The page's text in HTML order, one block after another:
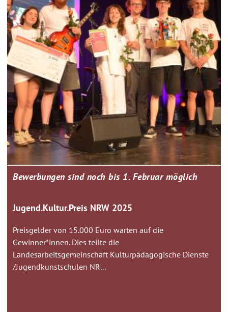
Bewerbungen sind noch bis 1. Februar möglich
Jugend.Kultur.Preis NRW 2025
Preisgelder von 15.000 Euro warten auf die
Gewinner*innen. Dies teilte die
Landesarbeitsgemeinschaft Kulturpädagogische Dienste
/Jugendkunstschulen NR...